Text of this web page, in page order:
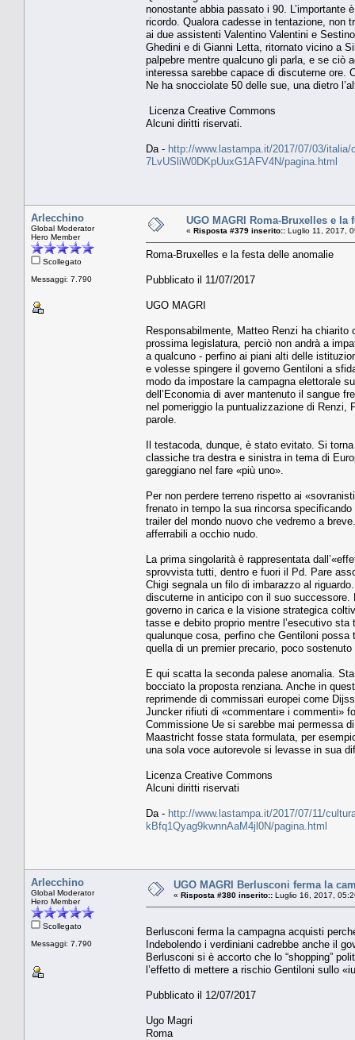
nonostante abbia passato i 90.
ricordo. Qualora cadesse in tentazione, non
ai due assistenti Valentino Valentini e
Ghedini e di Gianni Letta, ritornato vicino a
palpebre mentre qualcuno gli parla, e se ciò
interessa sarebbe capace di discuterne ore.
Ne ha snocciolate 50 delle sue, una dietro
Licenza Creative Commons
Alcuni diritti riservati.
Da - http://www.lastampa.it/2017/07/03/
7LvUSliW0DKpUuxG1AFV4N/pagina.html
Arlecchino
Global Moderator
Hero Member
Scollegato
Messaggi: 7.790
UGO MAGRI Roma-Bruxelles e la
« Risposta #379 inserito:: Luglio 11, 2017,
Roma-Bruxelles e la festa delle anomalie
Pubblicato il 11/07/2017
UGO MAGRI
Responsabilmente, Matteo Renzi ha chiarito
prossima legislatura, perciò non andrà a
a qualcuno - perfino ai piani alti delle
e volesse spingere il governo Gentiloni a
modo da impostare la campagna elettorale
dell’Economia di aver mantenuto il sangue
nel pomeriggio la puntualizzazione di Renzi,
parole.
Il testacoda, dunque, è stato evitato. Si
classiche tra destra e sinistra in tema di
gareggiano nel fare «più uno».
Per non perdere terreno rispetto ai
frenato in tempo la sua rincorsa
trailer del mondo nuovo che vedremo a
afferrabili a occhio nudo.
La prima singolarità è rappresentata
sprovvista tutti, dentro e fuori il Pd. Pare
Chigi segnala un filo di imbarazzo al
discuterne in anticipo con il suo successore.
governo in carica e la visione strategica
tasse e debito proprio mentre l’esecutivo
qualunque cosa, perfino che Gentiloni
quella di un premier precario, poco
E qui scatta la seconda palese anomalia.
bocciato la proposta renziana. Anche in
reprimende di commissari europei come
Juncker rifiuti di «commentare i commenti»
Commissione Ue si sarebbe mai permessa
Maastricht fosse stata formulata, per
una sola voce autorevole si levasse in sua
Licenza Creative Commons
Alcuni diritti riservati
Da - http://www.lastampa.it/2017/07/11/
kBfq1Qyag9kwnnAaM4jl0N/pagina.html
Arlecchino
Global Moderator
Hero Member
Scollegato
Messaggi: 7.790
UGO MAGRI Berlusconi ferma la
« Risposta #380 inserito:: Luglio 16, 2017,
Berlusconi ferma la campagna acquisti
Indebolendo i verdiniani cadrebbe anche il
Berlusconi si è accorto che lo “shopping”
l’effetto di mettere a rischio Gentiloni sullo
Pubblicato il 12/07/2017
Ugo Magri
Roma